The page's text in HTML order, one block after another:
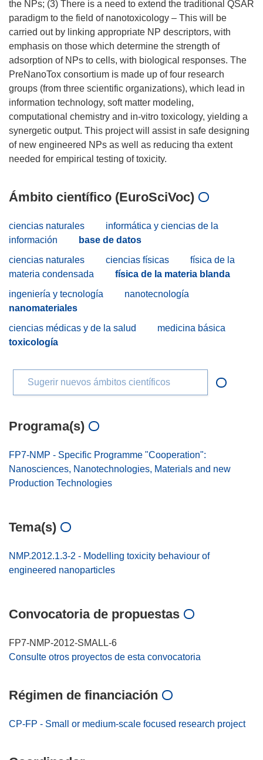
the NPs; (3) There is a need to extend the traditional QSAR
paradigm to the field of nanotoxicology – This will be
carried out by linking appropriate NP descriptors, with
emphasis on those which determine the strength of
adsorption of NPs to cells, with biological responses. The
PreNanoTox consortium is made up of four research
groups (from three scientific organizations), which lead in
information technology, soft matter modeling,
computational chemistry and in-vitro toxicology, yielding a
synergetic output. This project will assist in safe designing
of new engineered NPs as well as reducing tha extent
Ámbito científico (EuroSciVoc)
ciencias naturales
informática y ciencias de la
información
base de datos
ciencias naturales
ciencias físicas
física de la
materia condensada
física de la materia blanda
ingeniería y tecnología
nanotecnología
nanomateriales
ciencias médicas y de la salud
medicina básica
toxicología
Sugerir nuevos ámbitos científicos
Programa(s)
FP7-NMP - Specific Programme "Cooperation":
Nanosciences, Nanotechnologies, Materials and new
Production Technologies
Tema(s)
NMP.2012.1.3-2 - Modelling toxicity behaviour of
engineered nanoparticles
Convocatoria de propuestas
FP7-NMP-2012-SMALL-6
Consulte otros proyectos de esta convocatoria
Régimen de financiación
CP-FP - Small or medium-scale focused research project